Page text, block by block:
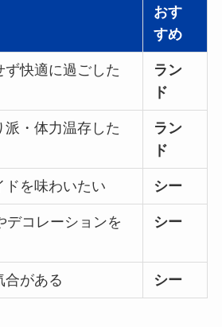
おす
すめ
快適に過ごした
ラン
ド
・体力温存した
ラン
ド
ドを味わいたい シー
デコレーションを
シー
合がある シー